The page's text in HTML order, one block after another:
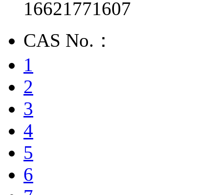
16621771607
CAS No.：
1
2
3
4
5
6